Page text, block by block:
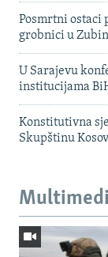
Posmrtni ostaci
grobnici u
U Sarajevu
institucijama
Konstitutivna
Skupštinu